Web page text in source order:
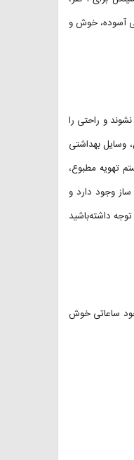
این هتل برای اقامتی آسوده، خوش و
و راحتی را
وسایل بهداشتی
تهویه مطبوع،
وجود دارد و
داشته‌باشید
خود ساعاتی خوش